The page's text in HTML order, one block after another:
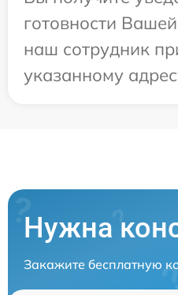
готовности
наш сотрудник
указанному
Нужна
Закажите бесплатную